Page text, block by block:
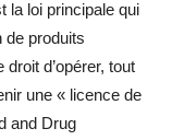
la loi principale qui
de produits
d’opérer, tout
une « licence de
and Drug